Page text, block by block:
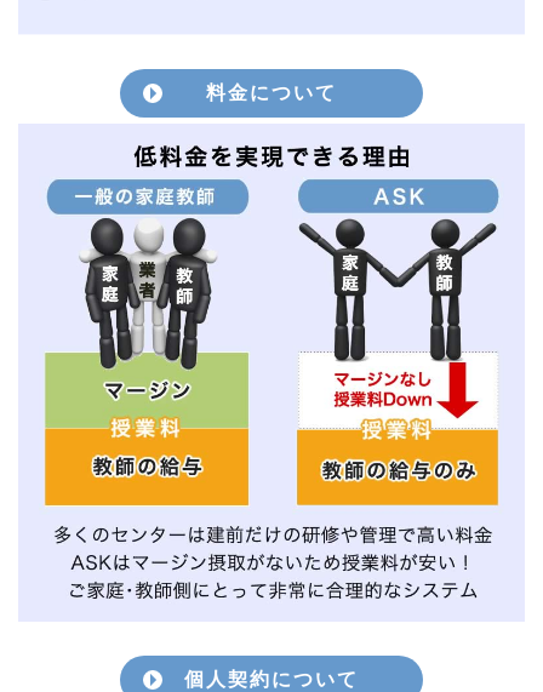
料金について
個人契約について